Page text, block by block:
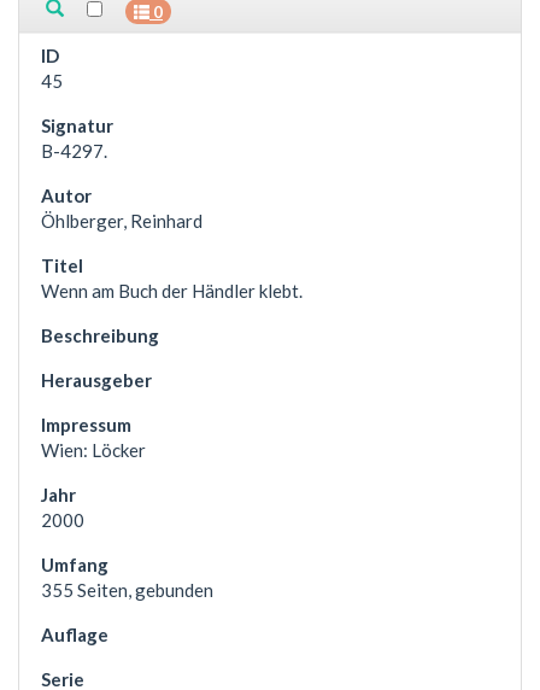
0
45
B-4297.
Öhlberger, Reinhard
Wenn am Buch der Händler klebt.
Wien: Löcker
2000
355 Seiten, gebunden